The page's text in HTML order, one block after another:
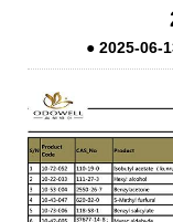
● 2025-06-